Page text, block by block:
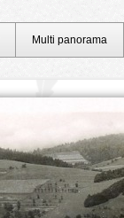
Multi panorama